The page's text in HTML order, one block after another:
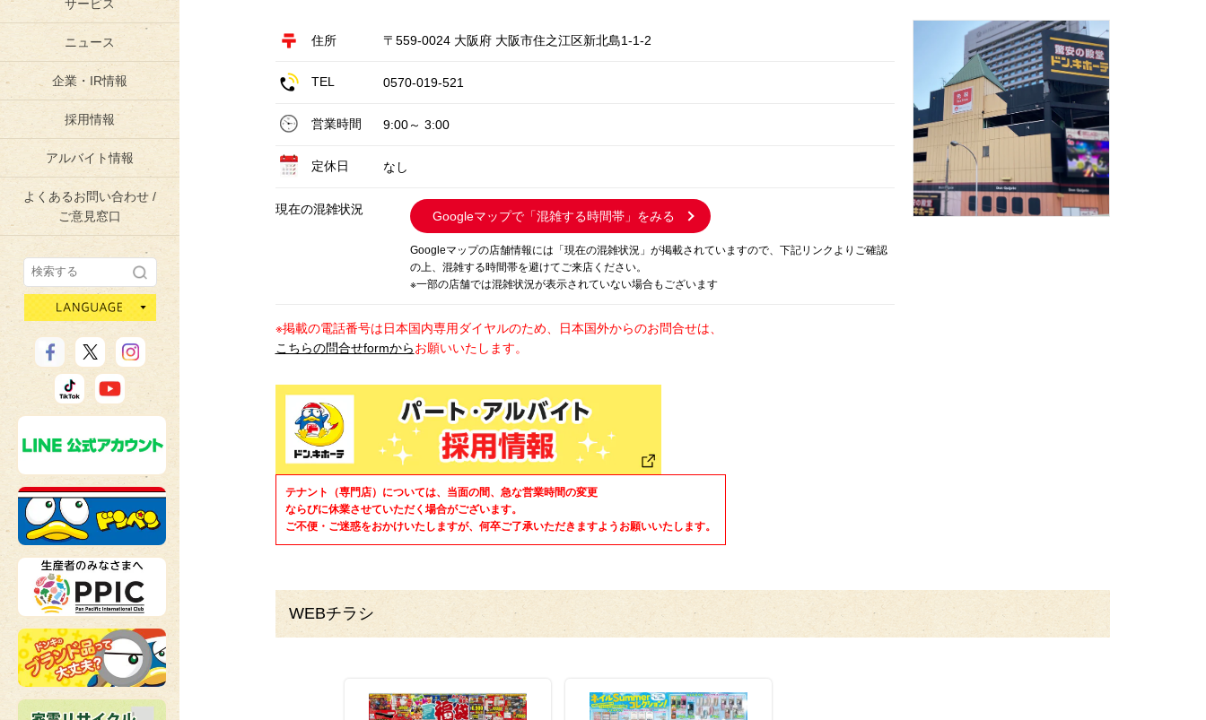
サービス
ニュース
企業・IR情報
採用情報
アルバイト情報
よくあるお問い合わせ /
ご意見窓口
住所 〒559-0024 大阪府 大阪市住之江区新北島1-1-2
TEL 0570-019-521
営業時間 9:00～ 3:00
定休日 なし
現在の混雑状況 Googleマップで「混雑する時間帯」をみる
Googleマップの店舗情報には「現在の混雑状況」が掲載されていますので、下記リンクよりご確認
の上、混雑する時間帯を避けてご来店ください。
※一部の店舗では混雑状況が表示されていない場合もございます
※掲載の電話番号は日本国内専用ダイヤルのため、日本国外からのお問合せは、
こちらの問合せformからお願いいたします。
テナント（専門店）については、当面の間、急な営業時間の変更
ならびに休業させていただく場合がございます。
ご不便・ご迷惑をおかけいたしますが、何卒ご了承いただきますようお願いいたします。
WEBチラシ